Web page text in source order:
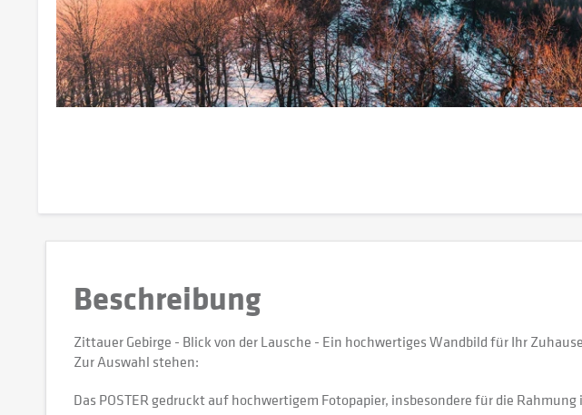
Beschreibung
Zittauer Gebirge - Blick von der Lausche - Ein hochwertiges Wandbild für Ihr
Zur Auswahl stehen:
Das POSTER gedruckt auf hochwertigem Fotopapier, insbesondere für die